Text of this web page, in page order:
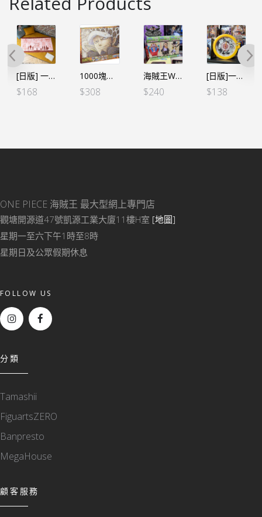
[日版] 一番くじ -情感回憶- E賞 大毛巾
$168
1000塊砌圖 羅 馬賽克
$308
海賊王WCF -和之國完結篇- 十字公會 (3個SET)
$240
[日版]一番くじ ワンピース ヒストリーオブロー C賞 羅面鐘（日）
$138
ONE PIECE 海賊王 最大型網上專門店
觀塘開源道47號凱源工業大廈11樓H室 [地圖]
星期一至六下午1時至8時
星期日及公眾假期休息
FOLLOW US
分類
Tamashii
FiguartsZERO
Banpresto
MegaHouse
顧客服務